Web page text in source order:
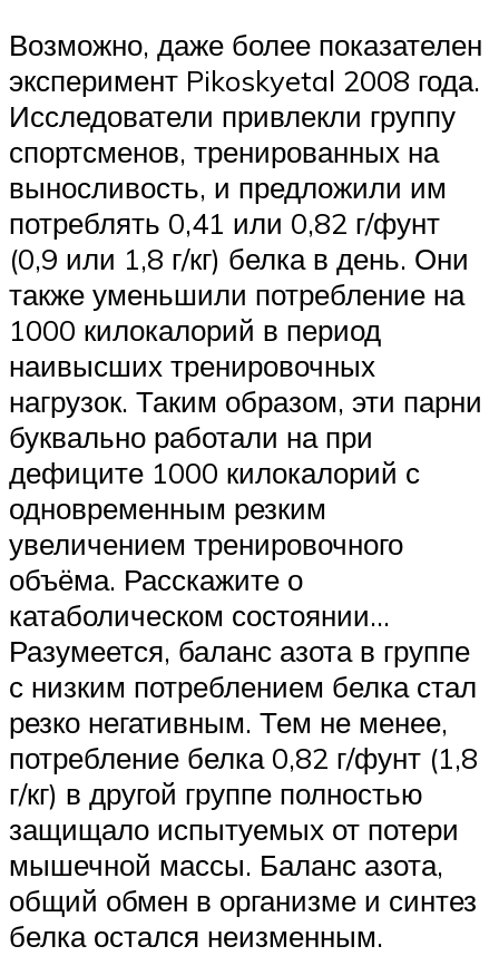
Возможно, даже более показателен
эксперимент Pikoskyetal 2008 года.
Исследователи привлекли группу
спортсменов, тренированных на
выносливость, и предложили им
потреблять 0,41 или 0,82 г/фунт
(0,9 или 1,8 г/кг) белка в день. Они
также уменьшили потребление на
1000 килокалорий в период
наивысших тренировочных
нагрузок. Таким образом, эти парни
буквально работали на при
дефиците 1000 килокалорий с
одновременным резким
увеличением тренировочного
объёма. Расскажите о
катаболическом состоянии…
Разумеется, баланс азота в группе
с низким потреблением белка стал
резко негативным. Тем не менее,
потребление белка 0,82 г/фунт (1,8
г/кг) в другой группе полностью
защищало испытуемых от потери
мышечной массы. Баланс азота,
общий обмен в организме и синтез
белка остался неизменным.